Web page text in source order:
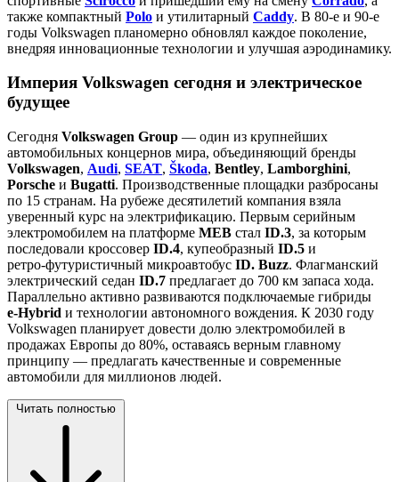
также компактный Polo и утилитарный Caddy. В 80‑е и 90‑е
годы Volkswagen планомерно обновлял каждое поколение,
внедряя инновационные технологии и улучшая аэродинамику.
Империя Volkswagen сегодня и электрическое
будущее
Сегодня Volkswagen Group — один из крупнейших
автомобильных концернов мира, объединяющий бренды
Volkswagen, Audi, SEAT, Škoda, Bentley, Lamborghini,
Porsche и Bugatti. Производственные площадки разбросаны
по 15 странам. На рубеже десятилетий компания взяла
уверенный курс на электрификацию. Первым серийным
электромобилем на платформе MEB стал ID.3, за которым
последовали кроссовер ID.4, купеобразный ID.5 и
ретро‑футуристичный микроавтобус ID. Buzz. Флагманский
электрический седан ID.7 предлагает до 700 км запаса хода.
Параллельно активно развиваются подключаемые гибриды
e‑Hybrid и технологии автономного вождения. К 2030 году
Volkswagen планирует довести долю электромобилей в
продажах Европы до 80%, оставаясь верным главному
принципу — предлагать качественные и современные
автомобили для миллионов людей.
Читать полностью